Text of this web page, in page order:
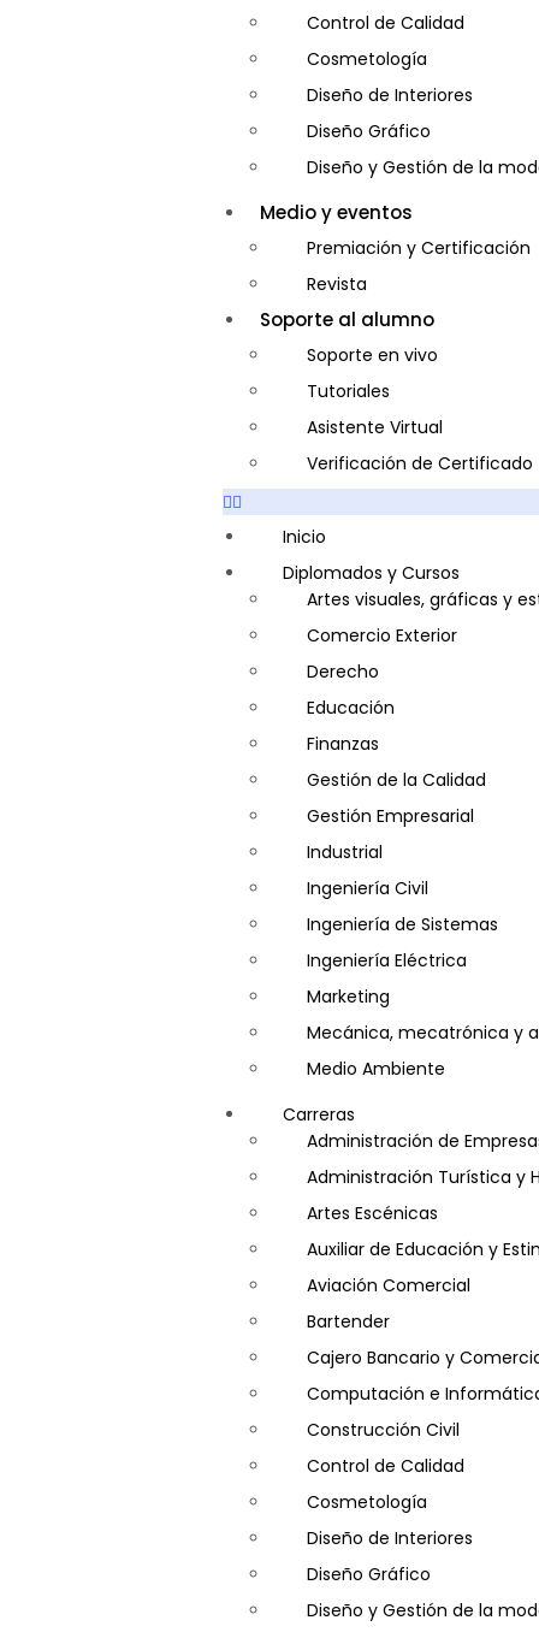
Control de Calidad
Cosmetología
Diseño de Interiores
Diseño Gráfico
Diseño y Gestión de la
Entrenador Personal y
Gastronomía
Gestor de Crédito y
Guía de Turismo
Inglés Americano
Marketing y Publicidad
Medio Ambiente y Seguridad
Plataforma Bancaria y
Secretaria Corporativo
Telemarketing
Ventas de Productos y
Visitador Médico
Medio y eventos
Premiación y Certificación
Revista
Soporte al alumno
Soporte en vivo
Tutoriales
Asistente Virtual
Verificación de Certificado
Inicio
Diplomados y Cursos
Artes visuales, gráficas y
Comercio Exterior
Derecho
Educación
Finanzas
Gestión de la Calidad
Gestión Empresarial
Industrial
Ingeniería Civil
Ingeniería de Sistemas
Ingeniería Eléctrica
Marketing
Mecánica, mecatrónica y
Medio Ambiente
Minería e Hidrocarburos
Salud y Psicología
Seguridad
Carreras
Administración de
Administración Turística y
Artes Escénicas
Auxiliar de Educación y
Aviación Comercial
Bartender
Cajero Bancario y
Computación e
Construcción Civil
Control de Calidad
Cosmetología
Diseño de Interiores
Diseño Gráfico
Diseño y Gestión de la